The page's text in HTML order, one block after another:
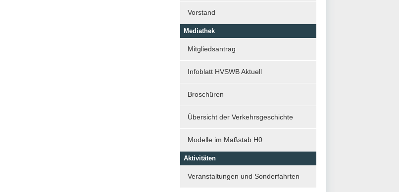
Vorstand
Mediathek
Mitgliedsantrag
Infoblatt HVSWB Aktuell
Broschüren
Übersicht der Verkehrsgeschichte
Modelle im Maßstab H0
Aktivitäten
Veranstaltungen und Sonderfahrten